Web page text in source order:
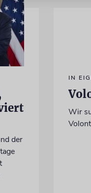
der
IN
Wir